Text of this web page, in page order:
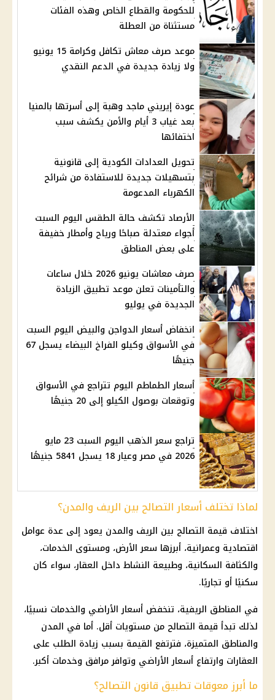
للحكومة والقطاع الخاص وهذه الفئات
مستثناة من العطلة
موعد صرف معاش تكافل وكرامة 15 يونيو
ولا زيادة جديدة في الدعم النقدي
عودة إيريني ماجد وهبة إلى أسرتها بالمنيا
بعد غياب 3 أيام والأمن يكشف سبب
اختفائها
تحويل العدادات الكودية إلى قانونية
بتسهيلات جديدة للاستفادة من شرائح
الكهرباء المدعومة
الأرصاد تكشف حالة الطقس اليوم السبت
أجواء معتدلة صباحًا ورياح وأمطار خفيفة
على بعض المناطق
صرف معاشات يونيو 2026 خلال ساعات
والتأمينات تعلن موعد تطبيق الزيادة
الجديدة في يوليو
انخفاض أسعار الدواجن والبيض اليوم السبت
في الأسواق وكيلو الفراخ البيضاء يسجل 67
جنيهًا
أسعار الطماطم اليوم تتراجع في الأسواق
وتوقعات بوصول الكيلو إلى 20 جنيهًا
تراجع سعر الذهب اليوم السبت 23 مايو
2026 في مصر وعيار 18 يسجل 5841 جنيهًا
لماذا تختلف أسعار التصالح بين الريف والمدن؟
اختلاف قيمة التصالح بين الريف والمدن يعود إلى عدة عوامل
اقتصادية وعمرانية، أبرزها سعر الأرض، ومستوى الخدمات،
والكثافة السكانية، وطبيعة النشاط داخل العقار، سواء كان
سكنيًا أو تجاريًا.
في المناطق الريفية، تنخفض أسعارالأراضي والخدمات نسبيًا،
لذلك تبدأ قيمة التصالح من مستويات أقل. أما في المدن
والمناطق المتميزة، فترتفع القيمة بسبب زيادة الطلب على
العقارات وارتفاع أسعارالأراضي وتوافر مرافق وخدمات أكبر.
ما أبرز معوقات تطبيق قانون التصالح؟